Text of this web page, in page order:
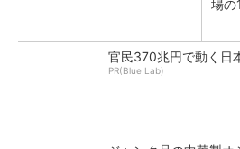
場の
官民370兆円で動く日
PR(Blue Lab)